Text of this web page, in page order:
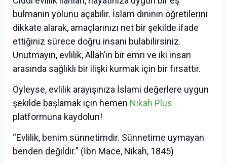
bulmanın yolunu açabilir. İslam dininin öğretilerini
dikkate alarak, amaçlarınızı net bir şekilde ifade
ettiğiniz sürece doğru insanı bulabilirsiniz.
Unutmayın, evlilik, Allah’ın bir emri ve iki insan
arasında sağlıklı bir ilişki kurmak için bir fırsattır.
Öyleyse, evlilik arayışınıza İslami değerlere uygun
şekilde başlamak için hemen Nikah Plus
platformuna kaydolun!
“Evlilik, benim sünnetimdir. Sünnetime uymayan
benden değildir.” (İbn Mace, Nikah, 1845)